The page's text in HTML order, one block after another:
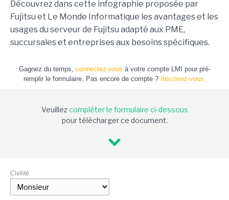
Découvrez dans cette infographie proposée par
Fujitsu et Le Monde Informatique les avantages et les
usages du serveur de Fujitsu adapté aux PME,
succursales et entreprises aux besoins spécifiques.
Gagnez du temps, connectez-vous à votre compte LMI pour pré-
remplir le formulaire. Pas encore de compte ? Inscrivez-vous.
Veuillezcompléter le formulaire ci-dessous
pour télécharger ce document.
Civilité